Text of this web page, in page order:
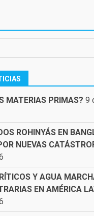
MATERIAS PRIMAS? 9
ROHINYÁS EN
NUEVAS
Y AGUA
EN AMÉRICA